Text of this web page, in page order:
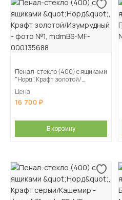
Пенал-стекло (400) с ящиками
"Норд", Крафт золотой/
Цена
16 700
В корзину